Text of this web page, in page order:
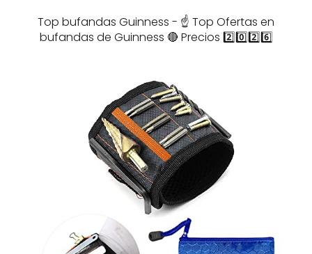
Top bufandas Guinness - ☝️ Top Ofertas en
bufandas de Guinness 🔴 Precios 2️⃣0️⃣2️⃣6️⃣